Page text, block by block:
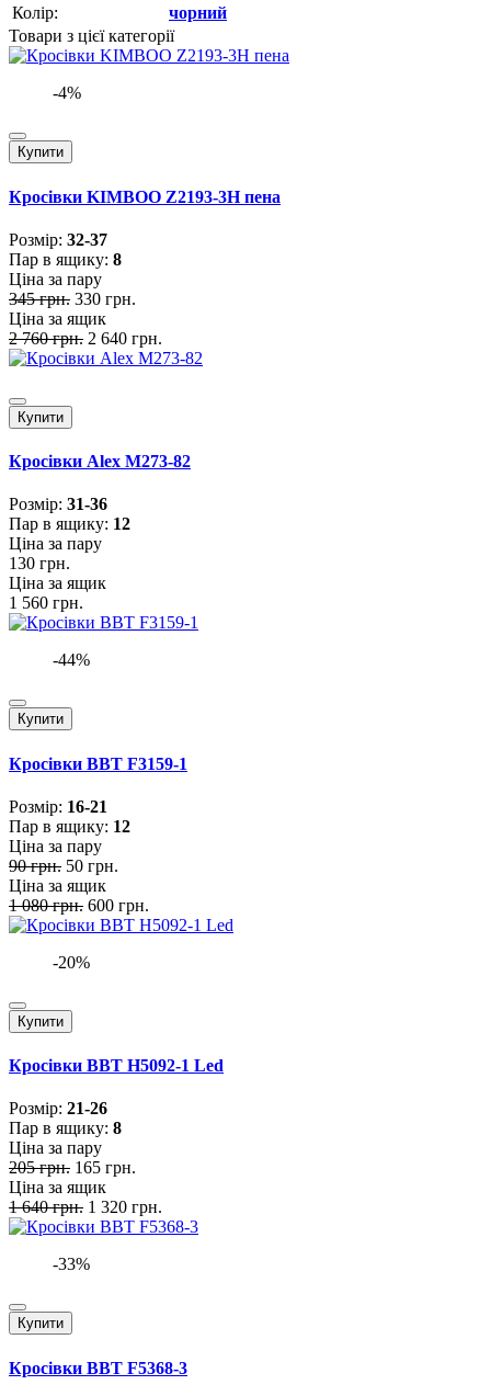
Колір:
чорний
Товари з цієї категорії
-4%
Купити
Кросівки KIMBOO Z2193-3H пена
Розмiр: 32-37
Пар в ящику: 8
Ціна за пару
345 грн. 330 грн.
Ціна за ящик
2 760 грн. 2 640 грн.
Купити
Кросівки Alex M273-82
Розмiр: 31-36
Пар в ящику: 12
Ціна за пару
130 грн.
Ціна за ящик
1 560 грн.
-44%
Купити
Кросівки BBT F3159-1
Розмiр: 16-21
Пар в ящику: 12
Ціна за пару
90 грн. 50 грн.
Ціна за ящик
1 080 грн. 600 грн.
-20%
Купити
Кросівки BBT H5092-1 Led
Розмiр: 21-26
Пар в ящику: 8
Ціна за пару
205 грн. 165 грн.
Ціна за ящик
1 640 грн. 1 320 грн.
-33%
Купити
Кросівки BBT F5368-3